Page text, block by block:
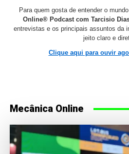
Para quem gosta de entender o
Online® Podcast com Tarcisio
entrevistas e os principais assuntos da
jeito claro e
Clique aqui para ouvir
Mecânica Online